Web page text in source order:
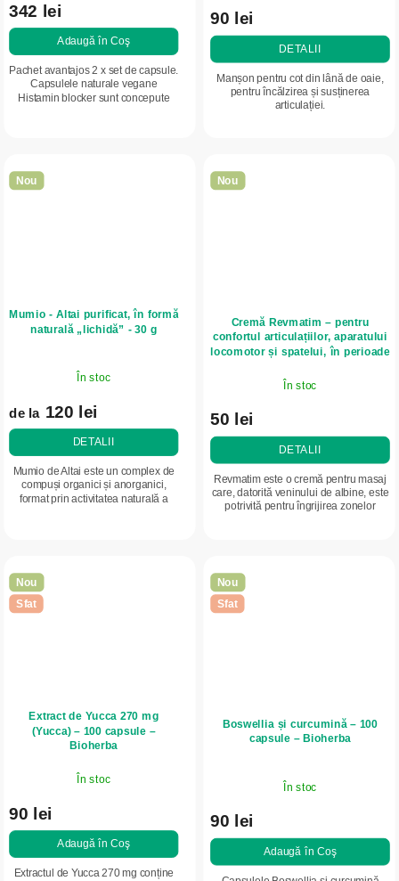
342 lei
Adaugă în Coş
Pachet avantajos 2 x set de capsule.
Capsulele naturale vegane
Histamin blocker sunt concepute
90 lei
DETALII
Manșon pentru cot din lână de oaie,
pentru încălzirea și susținerea
articulației.
Nou
Mumio - Altai purificat, în formă
naturală „lichidă” - 30 g
În stoc
de la120 lei
DETALII
Mumio de Altai este un complex de
compuși organici și anorganici,
format prin activitatea naturală a
Nou
Cremă Revmatim – pentru
confortul articulațiilor, aparatului
locomotor și spatelui, în perioade
75 ml
În stoc
50 lei
DETALII
Revmatim este o cremă pentru masaj
care, datorită veninului de albine, este
potrivită pentru îngrijirea zonelor
Nou
Sfat
Extract de Yucca 270 mg
(Yucca) – 100 capsule –
Bioherba
În stoc
90 lei
Adaugă în Coş
Extractul de Yucca 270 mg conține
Nou
Sfat
Boswellia și curcumină – 100
capsule – Bioherba
În stoc
90 lei
Adaugă în Coş